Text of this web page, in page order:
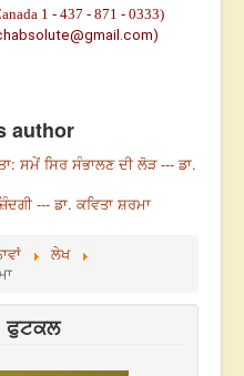
1 - 437 - 871 - 0333)
author
ਸਮੇਂ ਸਿਰ ਸੰਭਾਲਣ ਦੀ ਲੋੜ --- ਡਾ.
--- ਡਾ. ਕਵਿਤਾ ਸ਼ਰਮਾ
ਲੇਖ
ਫੁਟਕਲ